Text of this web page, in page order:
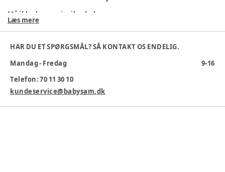
Må ikke bruges i mikrobølgeovn.
Materiale:Melamin
Materialesammensætning
Producent :China
Produktionsland:
Petit Jour SA - 71 rue du Grand Meaulnes,
Tåler opvaskemaskine
Varenummer:369649
Læs mere
HAR DU ET SPØRGSMÅL? SÅ KONTAKT OS ENDELIG.
Mandag - Fredag
9-16
Telefon: 70 11 30 10
kundeservice@babysam.dk